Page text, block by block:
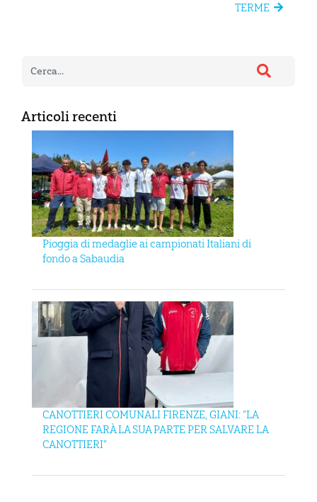
TERME
Articoli recenti
Pioggia di medaglie ai campionati Italiani di
fondo a Sabaudia
CANOTTIERI COMUNALI FIRENZE, GIANI: “LA
REGIONE FARÀ LA SUA PARTE PER SALVARE LA
CANOTTIERI”